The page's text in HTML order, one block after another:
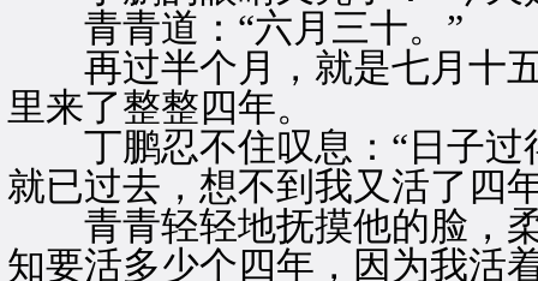
青青道：“六月三十。”
再过半个月，就是七月十五
里来了整整四年。
丁鹏忍不住叹息：“日子过
就已过去，想不到我又活了四
青青轻轻地抚摸他的脸，柔
知要活多少个四年，因为我活